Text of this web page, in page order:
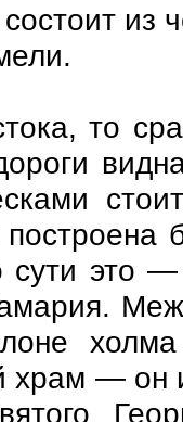
из
то
это
— он